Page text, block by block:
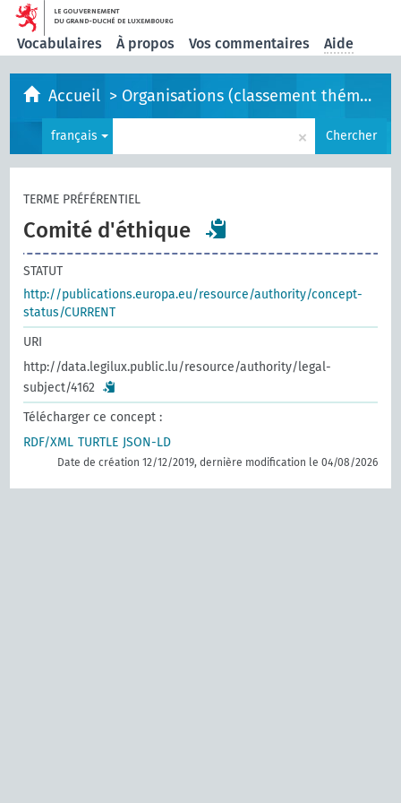
Vocabulaires À propos Vos commentaires Aide
Accueil > Organisations (classement thématique)
français × Chercher
TERME PRÉFÉRENTIEL
Comité d'éthique
STATUT
http://publications.europa.eu/resource/authority/concept-
status/CURRENT
URI
http://data.legilux.public.lu/resource/authority/legal-
subject/4162
Télécharger ce concept :
RDF/XML TURTLE JSON-LD
Date de création 12/12/2019, dernière modification le 04/08/2026